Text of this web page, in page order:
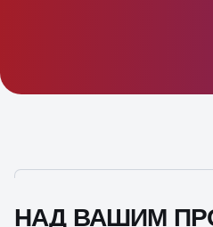
НАД ВАШИМ